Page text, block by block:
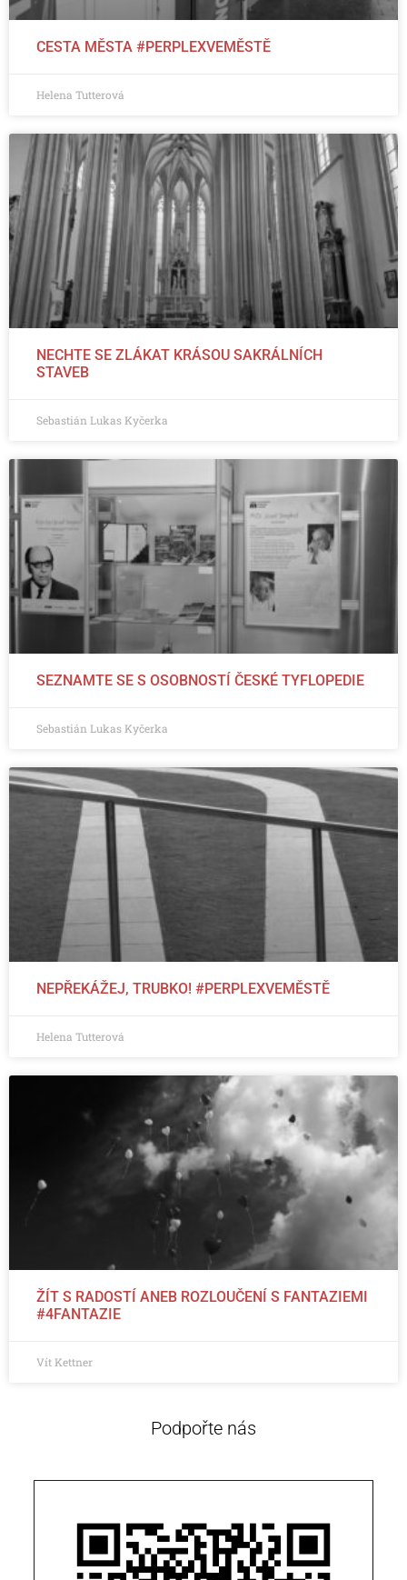
CESTA MĚSTA #PERPLEXVEMĚSTĚ
Helena Tutterová
NECHTE SE ZLÁKAT KRÁSOU SAKRÁLNÍCH
STAVEB
Sebastián Lukas Kyčerka
SEZNAMTE SE S OSOBNOSTÍ ČESKÉ TYFLOPEDIE
Sebastián Lukas Kyčerka
NEPŘEKÁŽEJ, TRUBKO! #PERPLEXVEMĚSTĚ
Helena Tutterová
ŽÍT S RADOSTÍ ANEB ROZLOUČENÍ S FANTAZIEMI
#4FANTAZIE
Vít Kettner
Podpořte nás